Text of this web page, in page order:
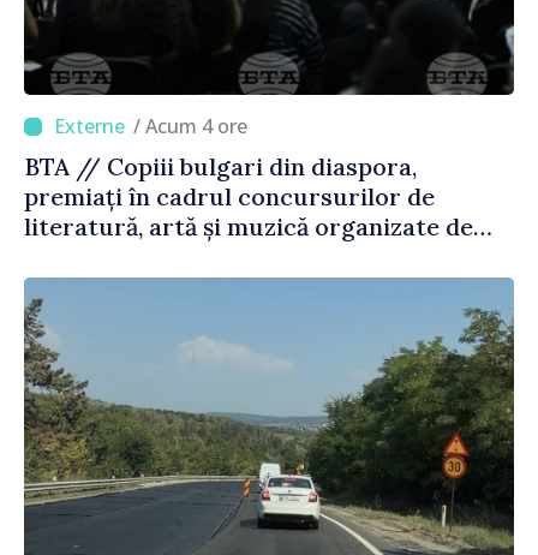
/ Acum 4 ore
BTA // Copiii bulgari din diaspora,
premiați în cadrul concursurilor de
literatură, artă și muzică organizate de
Străinătate